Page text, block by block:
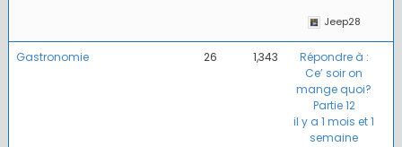
Jeep28
Gastronomie 26 1,343
Répondre à :
Ce’ soir on
mange quoi?
Partie 12
il y a 1 mois et 1
semaine